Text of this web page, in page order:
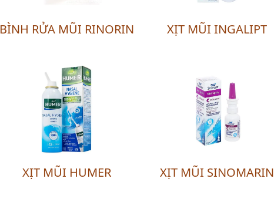
BÌNH RỬA MŨI RINORIN XỊT MŨI INGALIPT
XỊT MŨI HUMER XỊT MŨI SINOMARIN